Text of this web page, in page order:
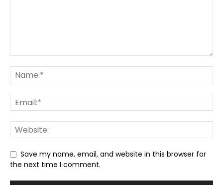
Save my name, email, and website in this browser for
the next time I comment.